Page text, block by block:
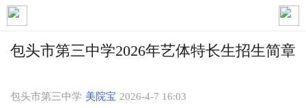
包头市第三中学2026年艺体特长生招生简章
包头市第三中学 美院宝 2026-4-7 16:03